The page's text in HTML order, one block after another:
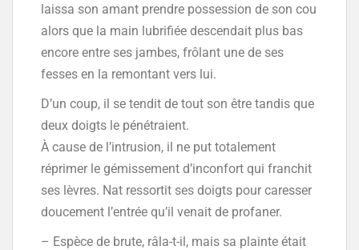
laissa son amant prendre possession de son cou
alors que la main lubrifiée descendait plus bas
encore entre ses jambes, frôlant une de ses
fesses en la remontant vers lui.
D’un coup, il se tendit de tout son être tandis que
deux doigts le pénétraient.
À cause de l’intrusion, il ne put totalement
réprimer le gémissement d’inconfort qui franchit
ses lèvres. Nat ressortit ses doigts pour caresser
doucement l’entrée qu’il venait de profaner.
– Espèce de brute, râla-t-il, mais sa plainte était